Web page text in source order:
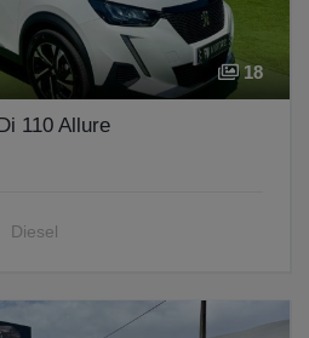
18
110 Allure
Diesel